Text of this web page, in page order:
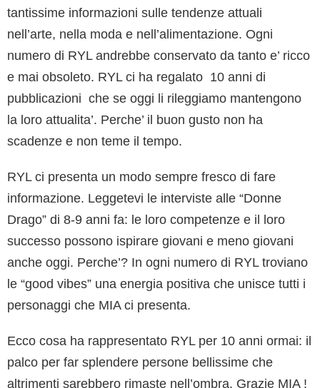
tantissime informazioni sulle tendenze attuali
nell’arte, nella moda e nell’alimentazione. Ogni
numero di RYL andrebbe conservato da tanto e’ ricco
e mai obsoleto. RYL ci ha regalato 10 anni di
pubblicazioni che se oggi li rileggiamo mantengono
la loro attualita’. Perche’ il buon gusto non ha
scadenze e non teme il tempo.
RYL ci presenta un modo sempre fresco di fare
informazione. Leggetevi le interviste alle “Donne
Drago” di 8-9 anni fa: le loro competenze e il loro
successo possono ispirare giovani e meno giovani
anche oggi. Perche’? In ogni numero di RYL troviano
le “good vibes” una energia positiva che unisce tutti i
personaggi che MIA ci presenta.
Ecco cosa ha rappresentato RYL per 10 anni ormai: il
palco per far splendere persone bellissime che
altrimenti sarebbero rimaste nell’ombra. Grazie MIA !